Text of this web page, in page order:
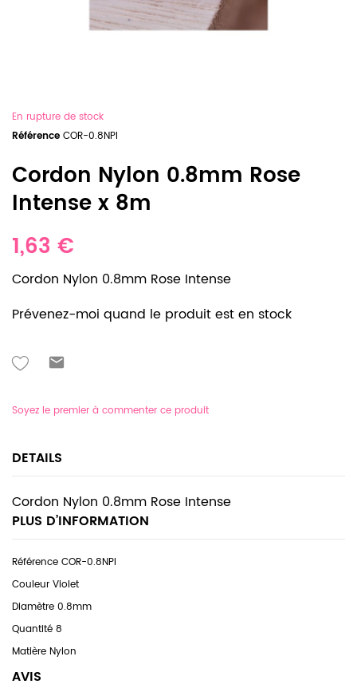
En rupture de stock
Référence COR-0.8NPI
Cordon Nylon 0.8mm Rose
Intense x 8m
1,63 €
Cordon Nylon 0.8mm Rose Intense
Prévenez-moi quand le produit est en stock
Soyez le premier à commenter ce produit
DETAILS
Cordon Nylon 0.8mm Rose Intense
PLUS D’INFORMATION
COR-0.8NPI
Violet
0.8mm
8
Nylon
AVIS